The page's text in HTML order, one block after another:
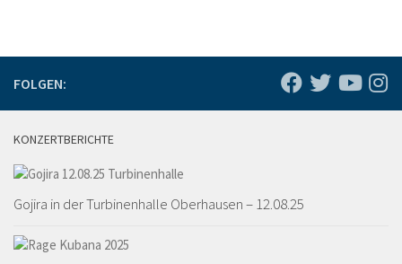
FOLGEN:
KONZERTBERICHTE
Gojira in der Turbinenhalle Oberhausen – 12.08.25